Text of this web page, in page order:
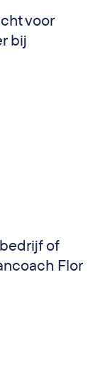
voor
bij
of
Flor